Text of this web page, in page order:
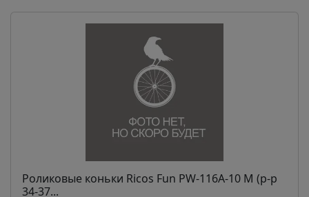
Роликовые коньки Ricos Fun PW-116A-10 M (р-р
34-37...